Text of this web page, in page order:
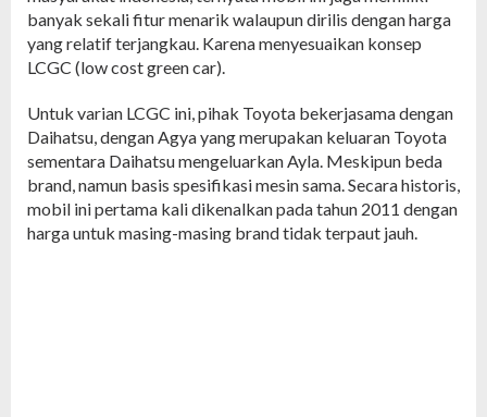
banyak sekali fitur menarik walaupun dirilis dengan harga
yang relatif terjangkau. Karena menyesuaikan konsep
LCGC (low cost green car).
Untuk varian LCGC ini, pihak Toyota bekerjasama dengan
Daihatsu, dengan Agya yang merupakan keluaran Toyota
sementara Daihatsu mengeluarkan Ayla. Meskipun beda
brand, namun basis spesifikasi mesin sama. Secara historis,
mobil ini pertama kali dikenalkan pada tahun 2011 dengan
harga untuk masing-masing brand tidak terpaut jauh.